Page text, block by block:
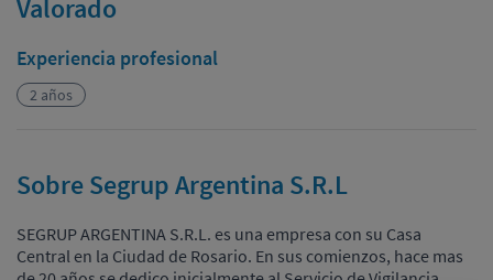
Valorado
Experiencia profesional
2 años
Sobre Segrup Argentina S.R.L
SEGRUP ARGENTINA S.R.L. es una empresa con su Casa
Central en la Ciudad de Rosario. En sus comienzos, hace mas